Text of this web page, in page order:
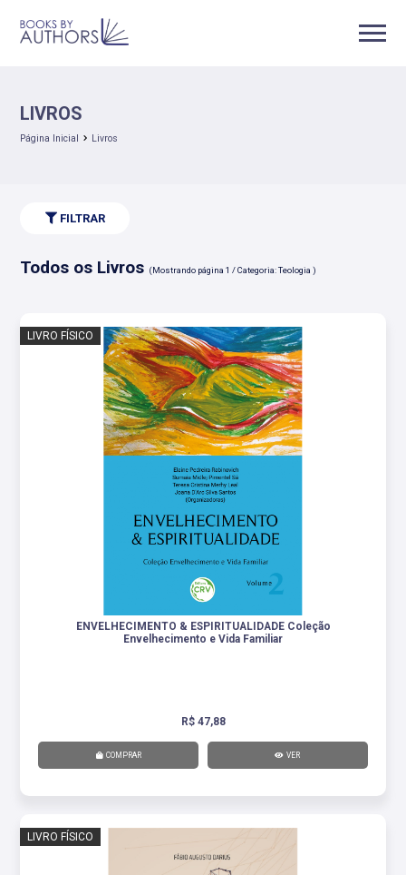
LIVROS
Página Inicial Livros
FILTRAR
Todos os Livros (Mostrando página 1 / Categoria: Teologia )
LIVRO FÍSICO
ENVELHECIMENTO & ESPIRITUALIDADE Coleção
Envelhecimento e Vida Familiar
R$ 47,88
COMPRAR VER
LIVRO FÍSICO